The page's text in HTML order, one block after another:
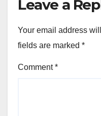
Leave a
Your email address
fields are marked *
Comment*